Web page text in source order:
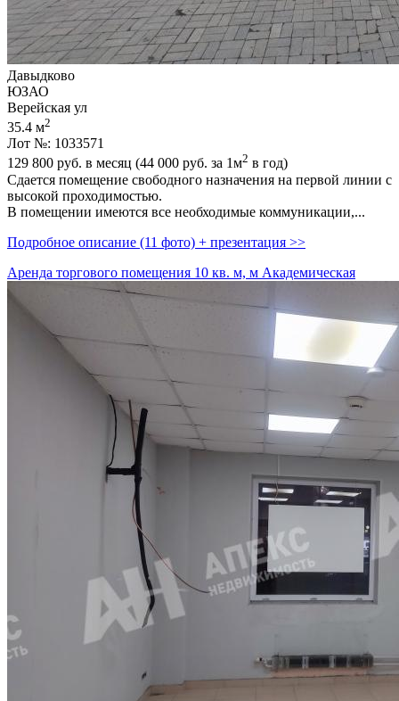
Давыдково
ЮЗАО
Верейская ул
35.4 м2
Лот №: 1033571
129 800 руб. в месяц (44 000 руб. за 1м2 в год)
Сдается помещение свободного назначения на первой линии с
высокой проходимостью.
В помещении имеются все необходимые коммуникации,­...
Подробное описание (11 фото) + презентация >>
Аренда торгового помещения 10 кв. м, м Академическая